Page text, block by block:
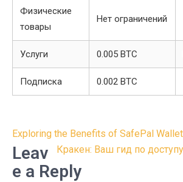
Физические
товары
Нет ограничений
Услуги 0.005 BTC
Подписка 0.002 BTC
Post
navigation
Exploring the Benefits of SafePal
Кракен: Ваш гид по
Leav
e a Reply